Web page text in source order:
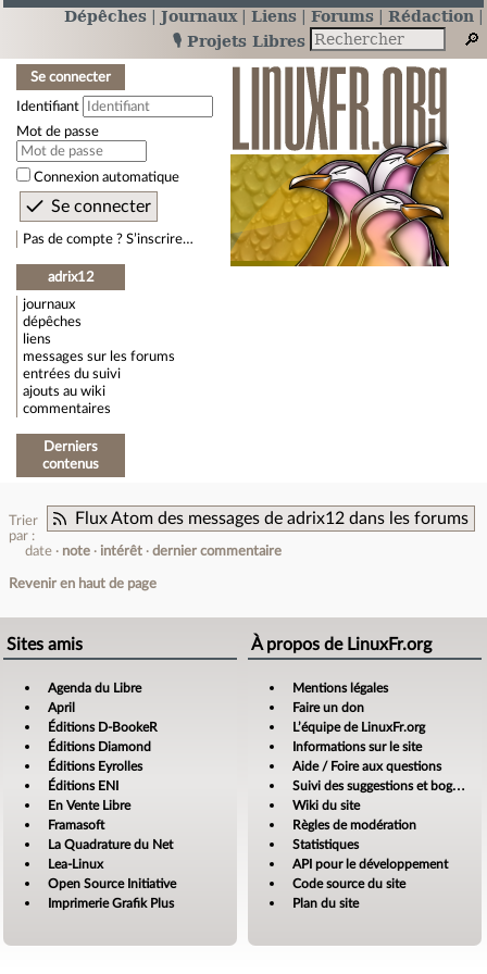
Dépêches Journaux Liens Forums
Rédaction
🎙️ Projets Libres
Se connecter
Identifiant
Mot de passe
Connexion automatique
Pas de compte ? S’inscrire…
adrix12
journaux
dépêches
liens
messages sur les forums
entrées du suivi
ajouts au wiki
commentaires
Derniers
contenus
Flux Atom des messages de adrix12 dans les forums
Trier
par :
date
note intérêt dernier commentaire
Revenir en haut de page
Sites amis
Agenda du Libre
April
Éditions D-BookeR
Éditions Diamond
Éditions Eyrolles
Éditions ENI
En Vente Libre
Framasoft
La Quadrature du Net
Lea-Linux
Open Source Initiative
Imprimerie Grafik Plus
À propos de LinuxFr.org
Mentions légales
Faire un don
L’équipe de LinuxFr.org
Informations sur le site
Aide / Foire aux questions
Suivi des suggestions et bogues
Wiki du site
Règles de modération
Statistiques
API pour le développement
Code source du site
Plan du site